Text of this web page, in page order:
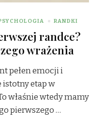
RANDKI
randce?
wrażenia
pełen emocji i
istotny etap w
właśnie wtedy mamy
pierwszego …